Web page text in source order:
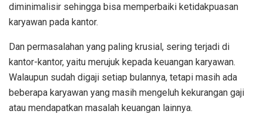
diminimalisir sehingga bisa memperbaiki ketidakpuasan
karyawan pada kantor.
Dan permasalahan yang paling krusial, sering terjadi di
kantor-kantor, yaitu merujuk kepada keuangan karyawan.
Walaupun sudah digaji setiap bulannya, tetapi masih ada
beberapa karyawan yang masih mengeluh kekurangan gaji
atau mendapatkan masalah keuangan lainnya.